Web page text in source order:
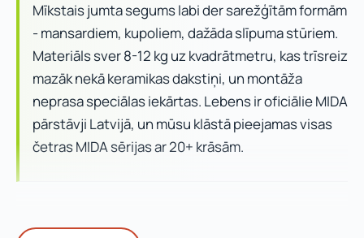
Mīkstais jumta segums labi der sarežģītām formām
- mansardiem, kupoliem, dažāda slīpuma stūriem.
Materiāls sver 8-12 kg uz kvadrātmetru, kas trīsreiz
mazāk nekā keramikas dakstiņi, un montāža
neprasa speciālas iekārtas. Lebens ir oficiālie MIDA
pārstāvji Latvijā, un mūsu klāstā pieejamas visas
četras MIDA sērijas ar 20+ krāsām.